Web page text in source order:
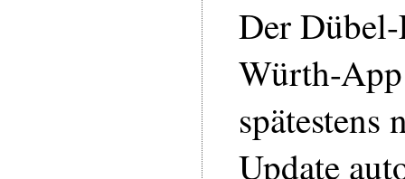
Der
Würth-
spätestens
Update